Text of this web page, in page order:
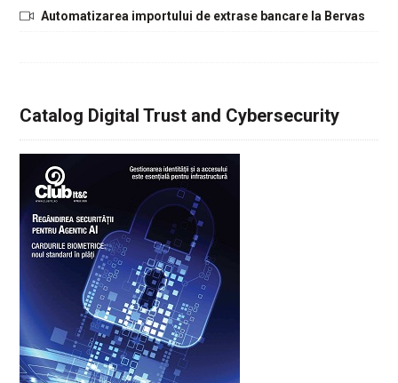
Automatizarea importului de extrase bancare la Bervas
Catalog Digital Trust and Cybersecurity